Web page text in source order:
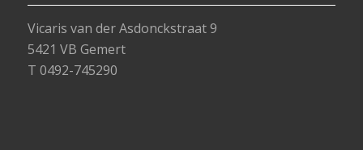
Vicaris van der Asdonckstraat 9
5421 VB Gemert
T 0492-745290